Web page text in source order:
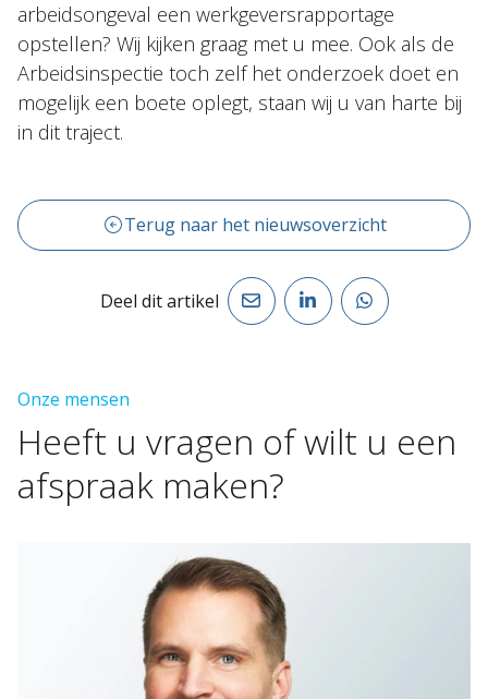
arbeidsongeval een werkgeversrapportage
opstellen? Wij kijken graag met u mee. Ook als de
Arbeidsinspectie toch zelf het onderzoek doet en
mogelijk een boete oplegt, staan wij u van harte bij
in dit traject.
Terug naar het nieuwsoverzicht
Deel dit artikel
Onze mensen
Heeft u vragen ofwilt u een
afspraak maken?